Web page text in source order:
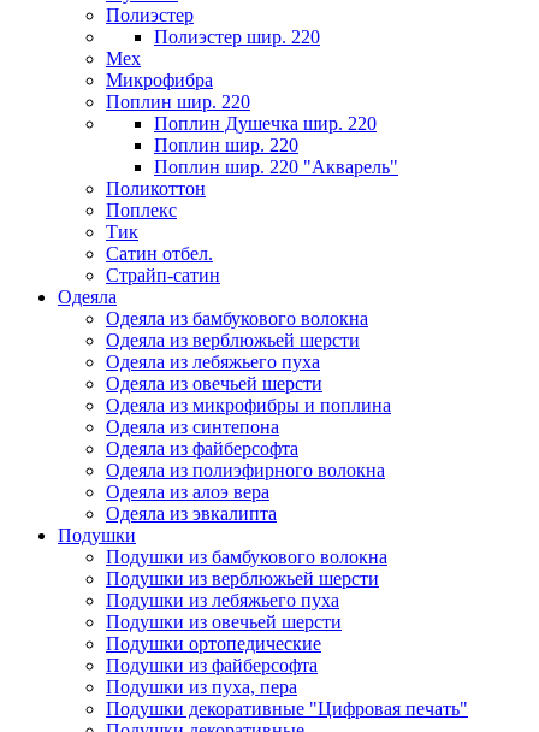
Полиэстер
Полиэстер шир. 220
Мех
Микрофибра
Поплин шир. 220
Поплин Душечка шир. 220
Поплин шир. 220
Поплин шир. 220 "Акварель"
Поликоттон
Поплекс
Тик
Сатин отбел.
Страйп-сатин
Одеяла
Одеяла из бамбукового волокна
Одеяла из верблюжьей шерсти
Одеяла из лебяжьего пуха
Одеяла из овечьей шерсти
Одеяла из микрофибры и поплина
Одеяла из синтепона
Одеяла из файберсофта
Одеяла из полиэфирного волокна
Одеяла из алоэ вера
Одеяла из эвкалипта
Подушки
Подушки из бамбукового волокна
Подушки из верблюжьей шерсти
Подушки из лебяжьего пуха
Подушки из овечьей шерсти
Подушки ортопедические
Подушки из файберсофта
Подушки из пуха, пера
Подушки декоративные "Цифровая печать"